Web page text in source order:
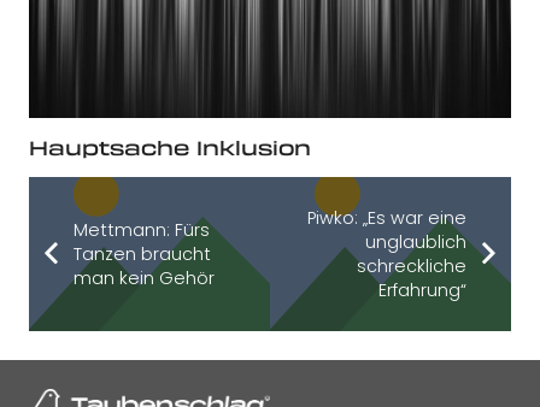
Hauptsache Inklusion
Mettmann: Fürs
Tanzen braucht
man kein Gehör
Piwko: „Es war eine
unglaublich
schreckliche
Erfahrung“